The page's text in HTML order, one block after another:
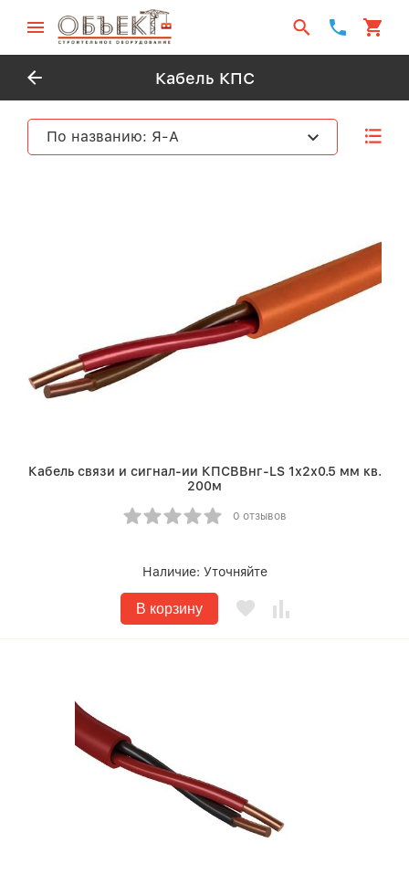
Кабель КПС
По названию: Я-А
Кабель связи и сигнал-ии КПСВВнг-LS 1х2х0.5 мм кв.
200м
0 отзывов
Наличие: Уточняйте
В корзину